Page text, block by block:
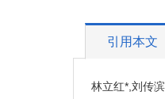
引用本文
林立红*,刘传